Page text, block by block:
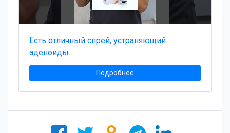
Есть отличный спрей, устраняющий
аденоиды.
Подробнее